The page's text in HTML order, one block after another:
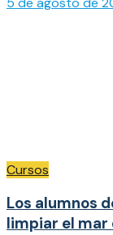
Cursos
Los alumnos
limpiar el mar